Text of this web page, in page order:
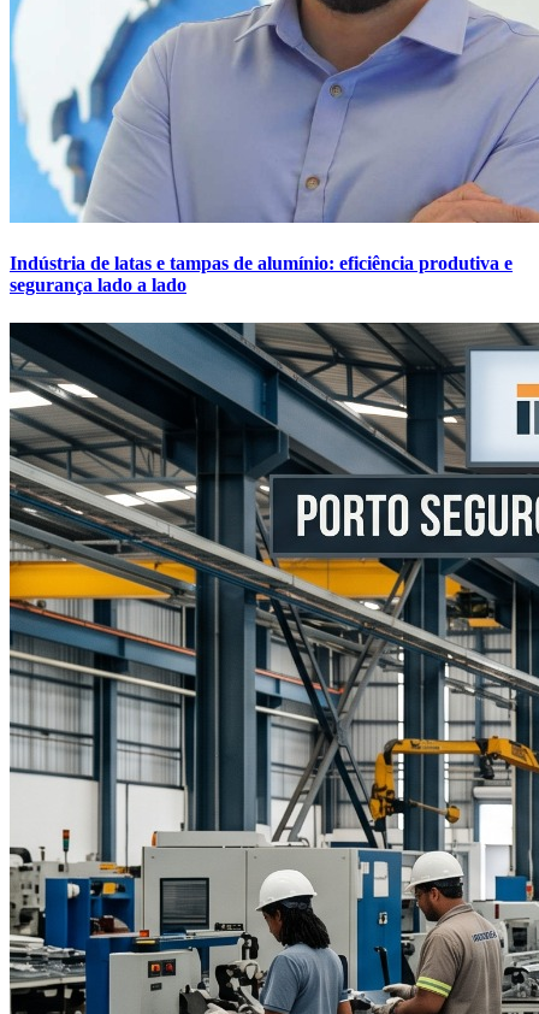
Indústria de latas e tampas de alumínio: eficiência produtiva e
segurança lado a lado